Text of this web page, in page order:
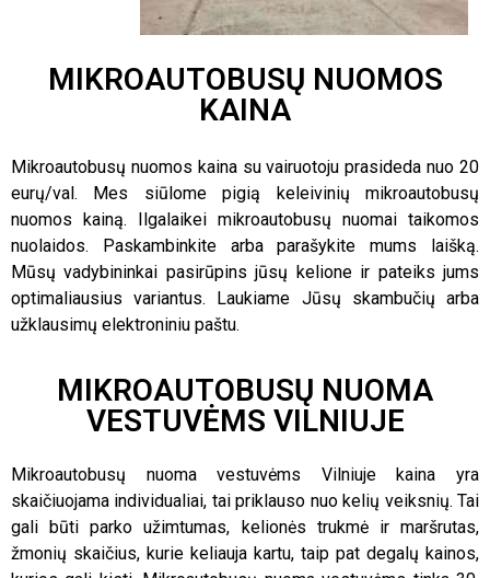
MIKROAUTOBUSŲ NUOMOS
KAINA
Mikroautobusų nuomos kaina su vairuotoju prasideda nuo 20
eurų/val. Mes siūlome pigią keleivinių mikroautobusų
nuomos kainą. Ilgalaikei mikroautobusų nuomai taikomos
nuolaidos. Paskambinkite arba parašykite mums laišką.
Mūsų vadybininkai pasirūpins jūsų kelione ir pateiks jums
optimaliausius variantus. Laukiame Jūsų skambučių arba
užklausimų elektroniniu paštu.
MIKROAUTOBUSŲ NUOMA
VESTUVĖMS VILNIUJE
Mikroautobusų nuoma vestuvėms Vilniuje kaina yra
skaičiuojama individualiai, tai priklauso nuo kelių veiksnių. Tai
gali būti parko užimtumas, kelionės trukmė ir maršrutas,
žmonių skaičius, kurie keliauja kartu, taip pat degalų kainos,